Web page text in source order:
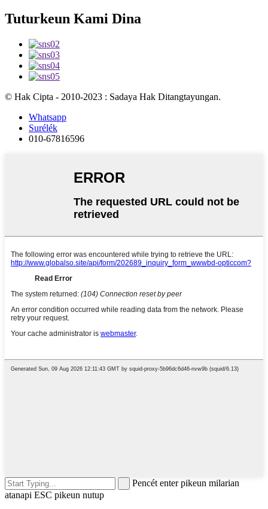
Tuturkeun Kami Dina
© Hak Cipta - 2010-2023 : Sadaya Hak Ditangtayungan.
Whatsapp
Surélék
010-67816596
Pencét enter pikeun milarian
atanapi ESC pikeun nutup